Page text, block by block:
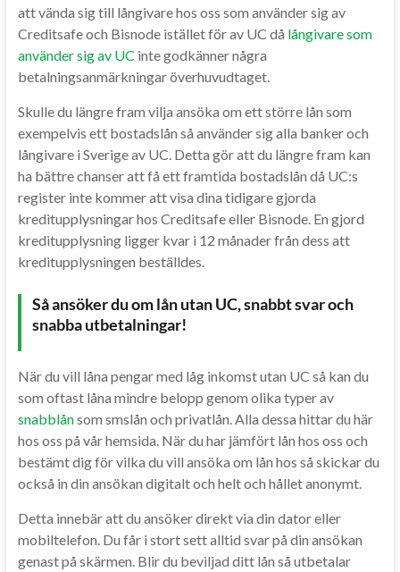
att vända sig till långivare hos oss som använder sig av
Creditsafe och Bisnode istället för av UC då långivare som
använder sig av UC inte godkänner några
betalningsanmärkningar överhuvudtaget.
Skulle du längre fram vilja ansöka om ett större lån som
exempelvis ett bostadslån så använder sig alla banker och
långivare i Sverige av UC. Detta gör att du längre fram kan
ha bättre chanser att få ett framtida bostadslån då UC:s
register inte kommer att visa dina tidigare gjorda
kreditupplysningar hos Creditsafe eller Bisnode. En gjord
kreditupplysning ligger kvar i 12 månader från dess att
kreditupplysningen beställdes.
Så ansöker du om lån utan UC, snabbt svar och
snabba utbetalningar!
När du vill låna pengar med låg inkomst utan UC så kan du
som oftast låna mindre belopp genom olika typer av
snabblånsom smslån och privatlån. Alla dessa hittar du här
hos oss på vår hemsida. När du har jämfört lån hos oss och
bestämt dig för vilka du vill ansöka om lån hos så skickar du
också in din ansökan digitalt och helt och hållet anonymt.
Detta innebär att du ansöker direkt via din dator eller
mobiltelefon. Du får i stort sett alltid svar på din ansökan
genast på skärmen. Blir du beviljad ditt lån så utbetalar